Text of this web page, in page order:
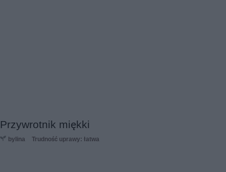
Przywrotnik miękki
bylina Trudność uprawy: łatwa